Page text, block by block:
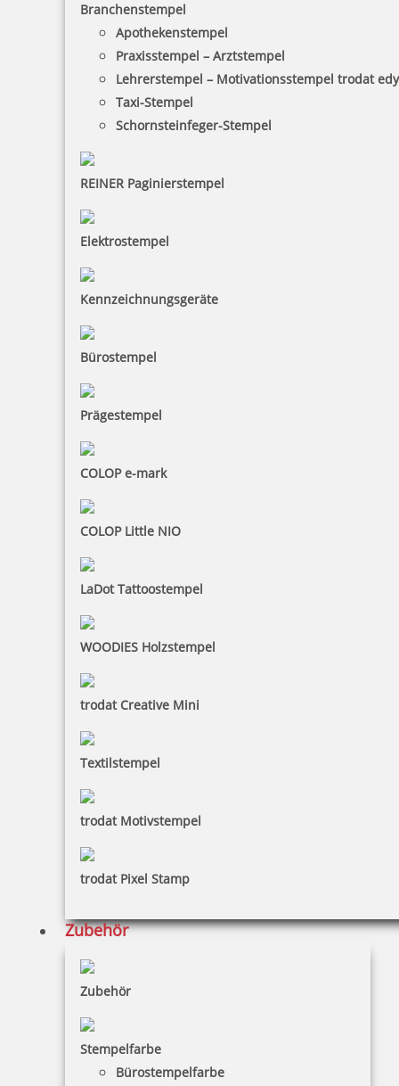
Branchenstempel
Apothekenstempel
Praxisstempel – Arztstempel
Lehrerstempel – Motivationsstempel trodat
Taxi-Stempel
Schornsteinfeger-Stempel
REINER Paginierstempel
Elektrostempel
Kennzeichnungsgeräte
Bürostempel
Prägestempel
COLOP e-mark
COLOP Little NIO
LaDot Tattoostempel
WOODIES Holzstempel
trodat Creative Mini
Textilstempel
trodat Motivstempel
trodat Pixel Stamp
Zubehör
Zubehör
Stempelfarbe
Bürostempelfarbe